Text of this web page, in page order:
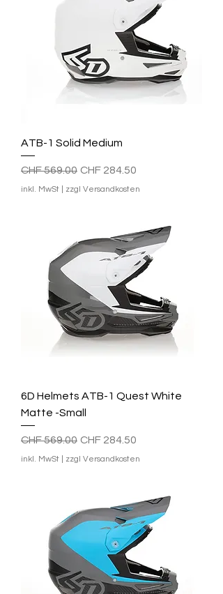
ATB-1 Solid Medium
Standardpreis
CHF 569.00 Sale-Preis
CHF 284.50
inkl. MwSt zzgl Versandkosten
6D Helmets ATB-1 Quest White
Matte -Small
Standardpreis
CHF 569.00 Sale-Preis
CHF 284.50
inkl. MwSt zzgl Versandkosten